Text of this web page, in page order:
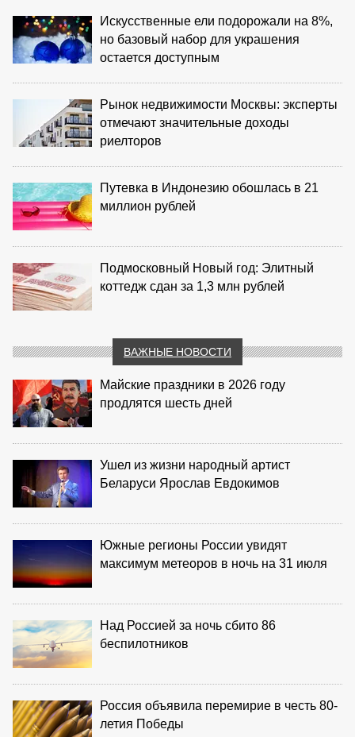
Искусственные ели подорожали на 8%,
но базовый набор для украшения
остается доступным
Рынок недвижимости Москвы: эксперты
отмечают значительные доходы
риелторов
Путевка в Индонезию обошлась в 21
миллион рублей
Подмосковный Новый год: Элитный
коттедж сдан за 1,3 млн рублей
ВАЖНЫЕ НОВОСТИ
Майские праздники в 2026 году
продлятся шесть дней
Ушел из жизни народный артист
Беларуси Ярослав Евдокимов
Южные регионы России увидят
максимум метеоров в ночь на 31 июля
Над Россией за ночь сбито 86
беспилотников
Россия объявила перемирие в честь 80-
летия Победы